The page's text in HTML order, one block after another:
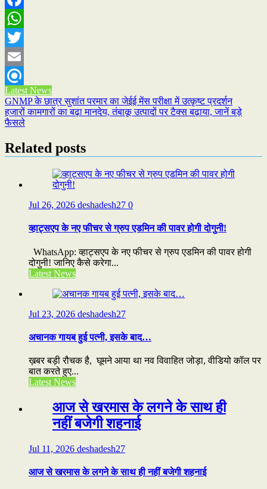
Facebook
WhatsApp
Twitter
Email
Refind
Latest News
Post
navigation
GNMP के छात्र सुशांत परमार का जेईई मेंस परीक्षा में उत्कृष्ट प्रदर्शन
हजारों कामगारों का बढ़ा मानदेय, तंबाकू उत्पादों पर टैक्स बढ़ाया, जानें बड़े
फैसले
Related posts
Jul 26, 2026 deshadesh27 0
व्हाट्सएप के नए फीचर से ग्रुप एडमिन की पावर होगी दोगुनी!
WhatsApp: व्हाट्सएप के नए फीचर से ग्रुप एडमिन की पावर होगी
दोगुनी! जानिए कैसे करेगा...
Latest News
Jul 23, 2026 deshadesh27
अचानक गायब हुई पत्नी, इसके बाद…
ख़बर बड़ी रौचक है, घूमने आया था नव विवाहित जोड़ा, वीडियो कॉल पर
बात करते हुए...
Latest News
आज से खरमास के लगने के साथ ही
नहीं बजेगी शहनाई
Jul 11, 2026 deshadesh27
आज से खरमास के लगने के साथ ही नहीं बजेगी शहनाई